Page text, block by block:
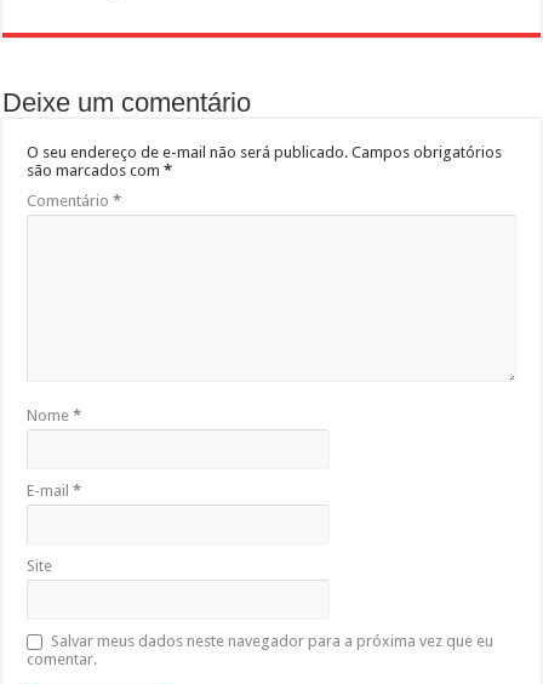
Deixe um comentário
O seu endereço de e-mail não será publicado. Campos obrigatórios
são marcados com*
Comentário*
Nome*
E-mail*
Site
Salvar meus dados neste navegador para a próxima vez que eu
comentar.